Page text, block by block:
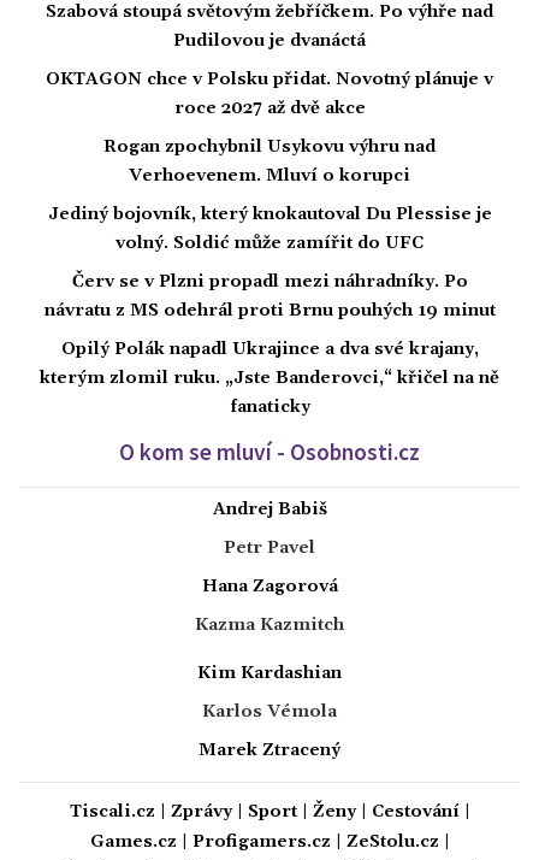
Szabová stoupá světovým žebříčkem. Po výhře nad
Pudilovou je dvanáctá
OKTAGON chce v Polsku přidat. Novotný plánuje v
roce 2027 až dvě akce
Rogan zpochybnil Usykovu výhru nad
Verhoevenem. Mluví o korupci
Jediný bojovník, který knokautoval Du Plessise je
volný. Soldić může zamířit do UFC
Červ se v Plzni propadl mezi náhradníky. Po
návratu z MS odehrál proti Brnu pouhých 19 minut
Opilý Polák napadl Ukrajince a dva své krajany,
kterým zlomil ruku. „Jste Banderovci,“ křičel na ně
fanaticky
O kom se mluví - Osobnosti.cz
Andrej Babiš
Petr Pavel
Hana Zagorová
Kazma Kazmitch
Kim Kardashian
Karlos Vémola
Marek Ztracený
Tiscali.cz Zprávy| Sport| Ženy| Cestování|
Games.cz
Profigamers.cz ZeStolu.cz